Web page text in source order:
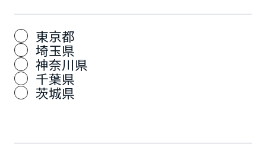
東京都
埼玉県
神奈川県
千葉県
茨城県